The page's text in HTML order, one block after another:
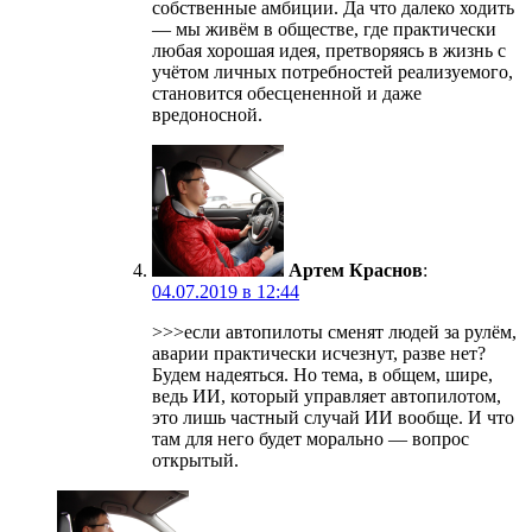
собственные амбиции. Да что далеко ходить
— мы живём в обществе, где практически
любая хорошая идея, претворяясь в жизнь с
учётом личных потребностей реализуемого,
становится обесцененной и даже
вредоносной.
Артем Краснов:
04.07.2019 в 12:44
>>>если автопилоты сменят людей за рулём,
аварии практически исчезнут, разве нет?
Будем надеяться. Но тема, в общем, шире,
ведь ИИ, который управляет автопилотом,
это лишь частный случай ИИ вообще. И что
там для него будет морально — вопрос
открытый.